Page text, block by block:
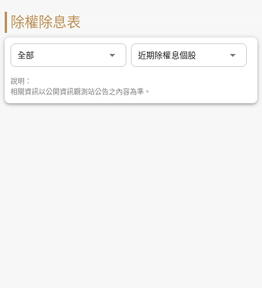
除權除息表
全部 arrow_drop_down 近期除權息個股 arrow_drop_down
說明：
相關資訊以公開資訊觀測站公告之內容為準。